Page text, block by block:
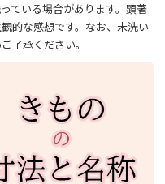
ている場合があります。顕著
的な感想です。なお、未洗い
了承ください。